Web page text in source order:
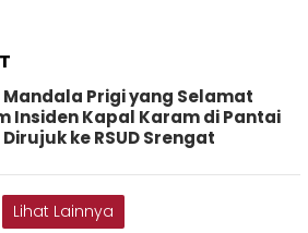
Mandala Prigi yang Selamat
Insiden Kapal Karam di Pantai
ke RSUD Srengat
Lihat Lainnya